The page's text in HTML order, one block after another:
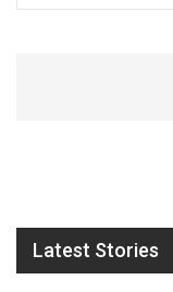
Latest Stories